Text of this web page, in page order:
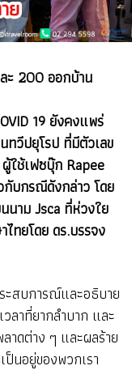
ะ 200 ออกบ้าน
19 ยังคงแพร่
ทวีปยุโรป ที่มีตัวเลข
ใช้เฟซบุ๊ก Rapee
กับกรณีดังกล่าว โดย
นาม Jsca ที่ห่วงใย
ทยโดย ดร.บรรจง
ะสบการณ์และอธิบาย
ลาที่ยากลำบาก และ
าดต่าง ๆ และผลร้าย
นอยู่ของพวกเรา